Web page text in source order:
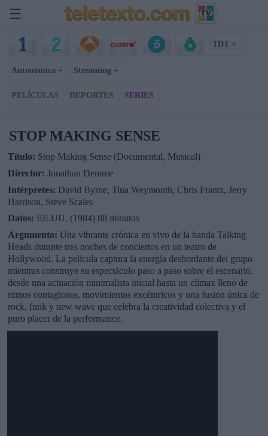
☰
TDT +
Autonómica + Streaming +
PELÍCULAS DEPORTES SERIES
STOP MAKING SENSE
Título: Stop Making Sense (Documental, Musical)
Director: Jonathan Demme
Intérpretes: David Byrne, Tina Weymouth, Chris Frantz, Jerry
Harrison, Steve Scales
Datos: EE.UU. (1984) 88 minutos
Argumento: Una vibrante crónica en vivo de la banda Talking
Heads durante tres noches de conciertos en un teatro de
Hollywood. La película captura la energía desbordante del grupo
mientras construye su espectáculo paso a paso sobre el escenario,
desde una actuación minimalista inicial hasta un clímax lleno de
ritmos contagiosos, movimientos excéntricos y una fusión única de
rock, funk y new wave que celebra la creatividad colectiva y el
puro placer de la performance.